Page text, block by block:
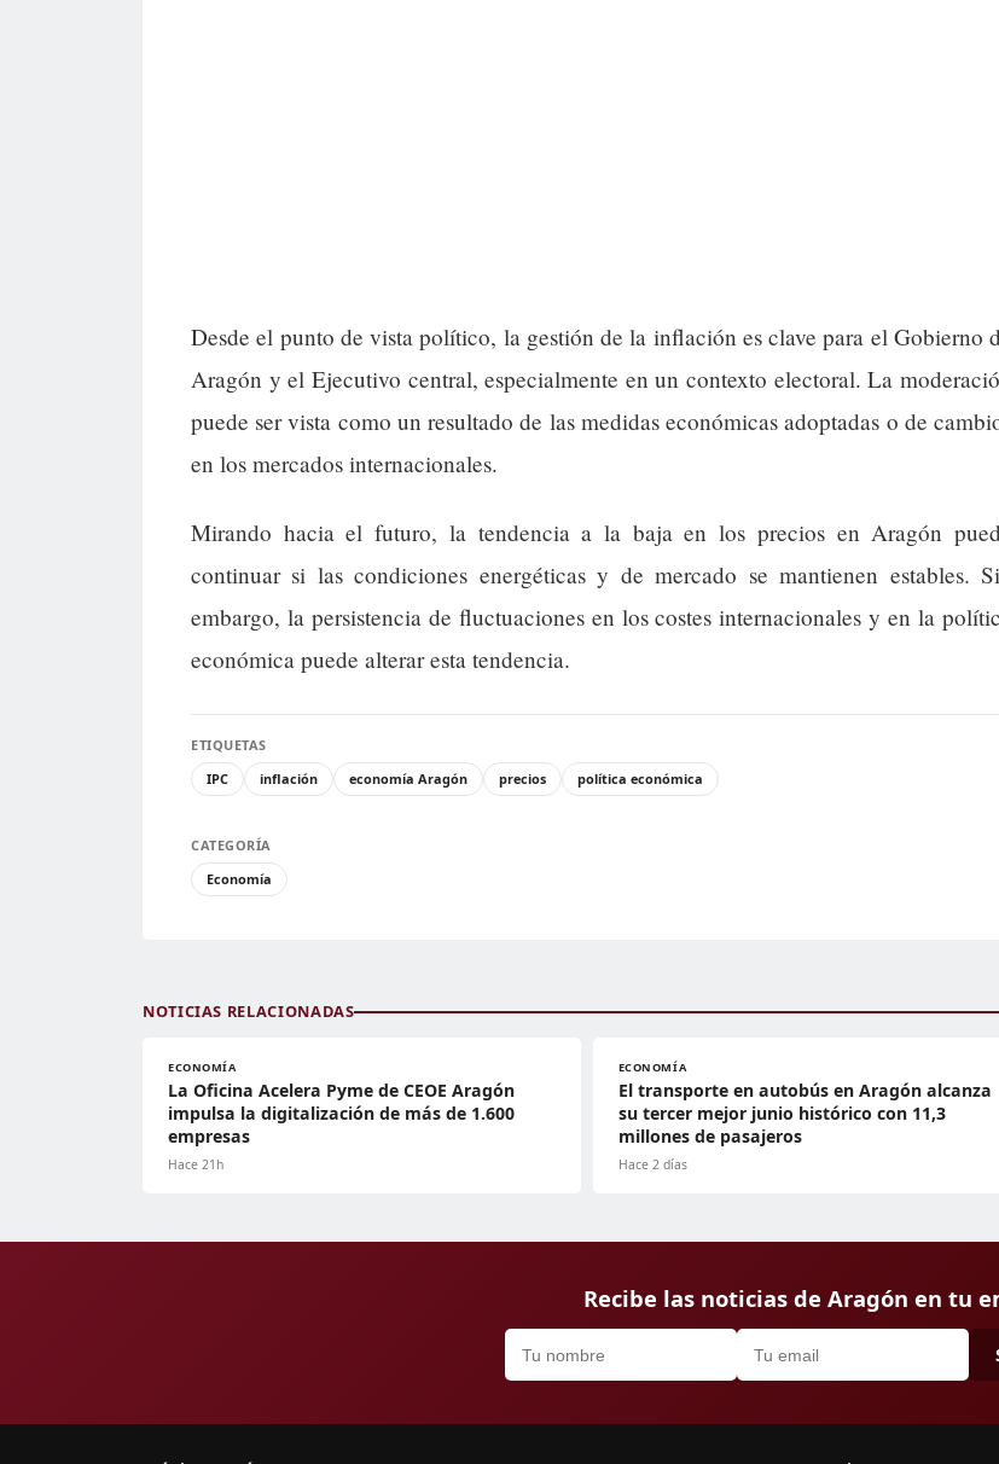
Desde el punto de vista político, la gestión de la inflación es clave para el Gobierno
Aragón y el Ejecutivo central, especialmente en un contexto electoral. La
puede ser vista como un resultado de las medidas económicas adoptadas o de
en los mercados internacionales.
Mirando hacia el futuro, la tendencia a la baja en los precios en Aragón
continuar si las condiciones energéticas y de mercado se mantienen estables.
embargo, la persistencia de fluctuaciones en los costes internacionales y en la
económica puede alterar esta tendencia.
ETIQUETAS
IPC
inflación economía Aragón precios política económica
CATEGORÍA
Economía
NOTICIAS RELACIONADAS
ECONOMÍA
La Oficina Acelera Pyme de CEOE Aragón
impulsa la digitalización de más de 1.600
empresas
Hace 21h
ECONOMÍA
El transporte en autobús en Aragón alcanza
su tercer mejor junio histórico con 11,3
millones de pasajeros
Hace 2 días
Recibe las noticias de Aragón en tu